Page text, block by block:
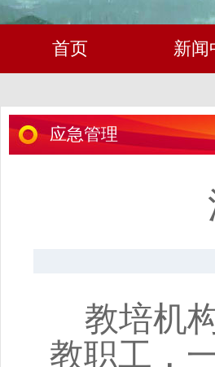
首页 新闻
应急管理
教培机
教职工，